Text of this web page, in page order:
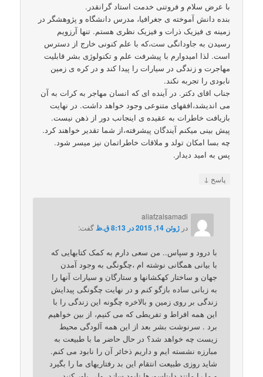
با عرض سلام و فروتنی خدمت استاد گرانقدر.
بنده دانش آموخته ی جغرافیا، مدرس دانشگاه و پژوهشگر در
زمینه ی فیزیک ذرات و فیزیک نظری هستم. تنها آرزویم
رسیدن به جاودانگی ست،که با علم کنونی خارج از دسترس
است. لذا امیدوارم با پیشرفت علم و تکنولوژی بشر قابلیت
مهاجرت و زندگی در سیارات را پیدا کند و در کره ی زمین
نابودی را تجربه نکند.
جناب اقای دکتر. در آینده ای که انسان مهاجر به کرات به آن
می اندیشد،افقهای متنوعی وجود خواهد داشت. در نهایت
بازیافت خاطرات به عقیده ی اینجانب دور از ذهن نیست.
پیش بینی میکنم آیندگان پیشرفته،از شما تقدیر خواهند کرد.
چه بسا امکان تولد و ملاقات خاطراتمان نیز میسر شود.
پس به امید دیدار.
پاسخ ↓
aliafzalsamadi
درژوئن 14, 2015 در 8:13 ق.ظ گفت:
با درود و سپاس.. من سعی دارم به کمک کتابهایی که
با بیانی همگانی نوشته ام ،چگونگی به وجود آمدن
جهان و ساختار کهکشانها و ستارگان و سیارات آنها را
به زبانی ساده بازگو کنم و در نهایت چگونگی پیدایش
زندگی بر روی زمین و بالاخره چگونه این زندگی را با
این همه افراط و تفریطی که می کنیم، از بین خواهیم
برد . سرنوشت بشر بعد از این همه آلودگی محیط
زیست چه خواهد شد؟ در حال حاضر ما با طبیعت به
مبارزه نشسته ایم و داریم ذخائر آن را نابود می کنم.
شاید روزی طبیعت انتقام این بد رفتاریهای ما را بگیرد